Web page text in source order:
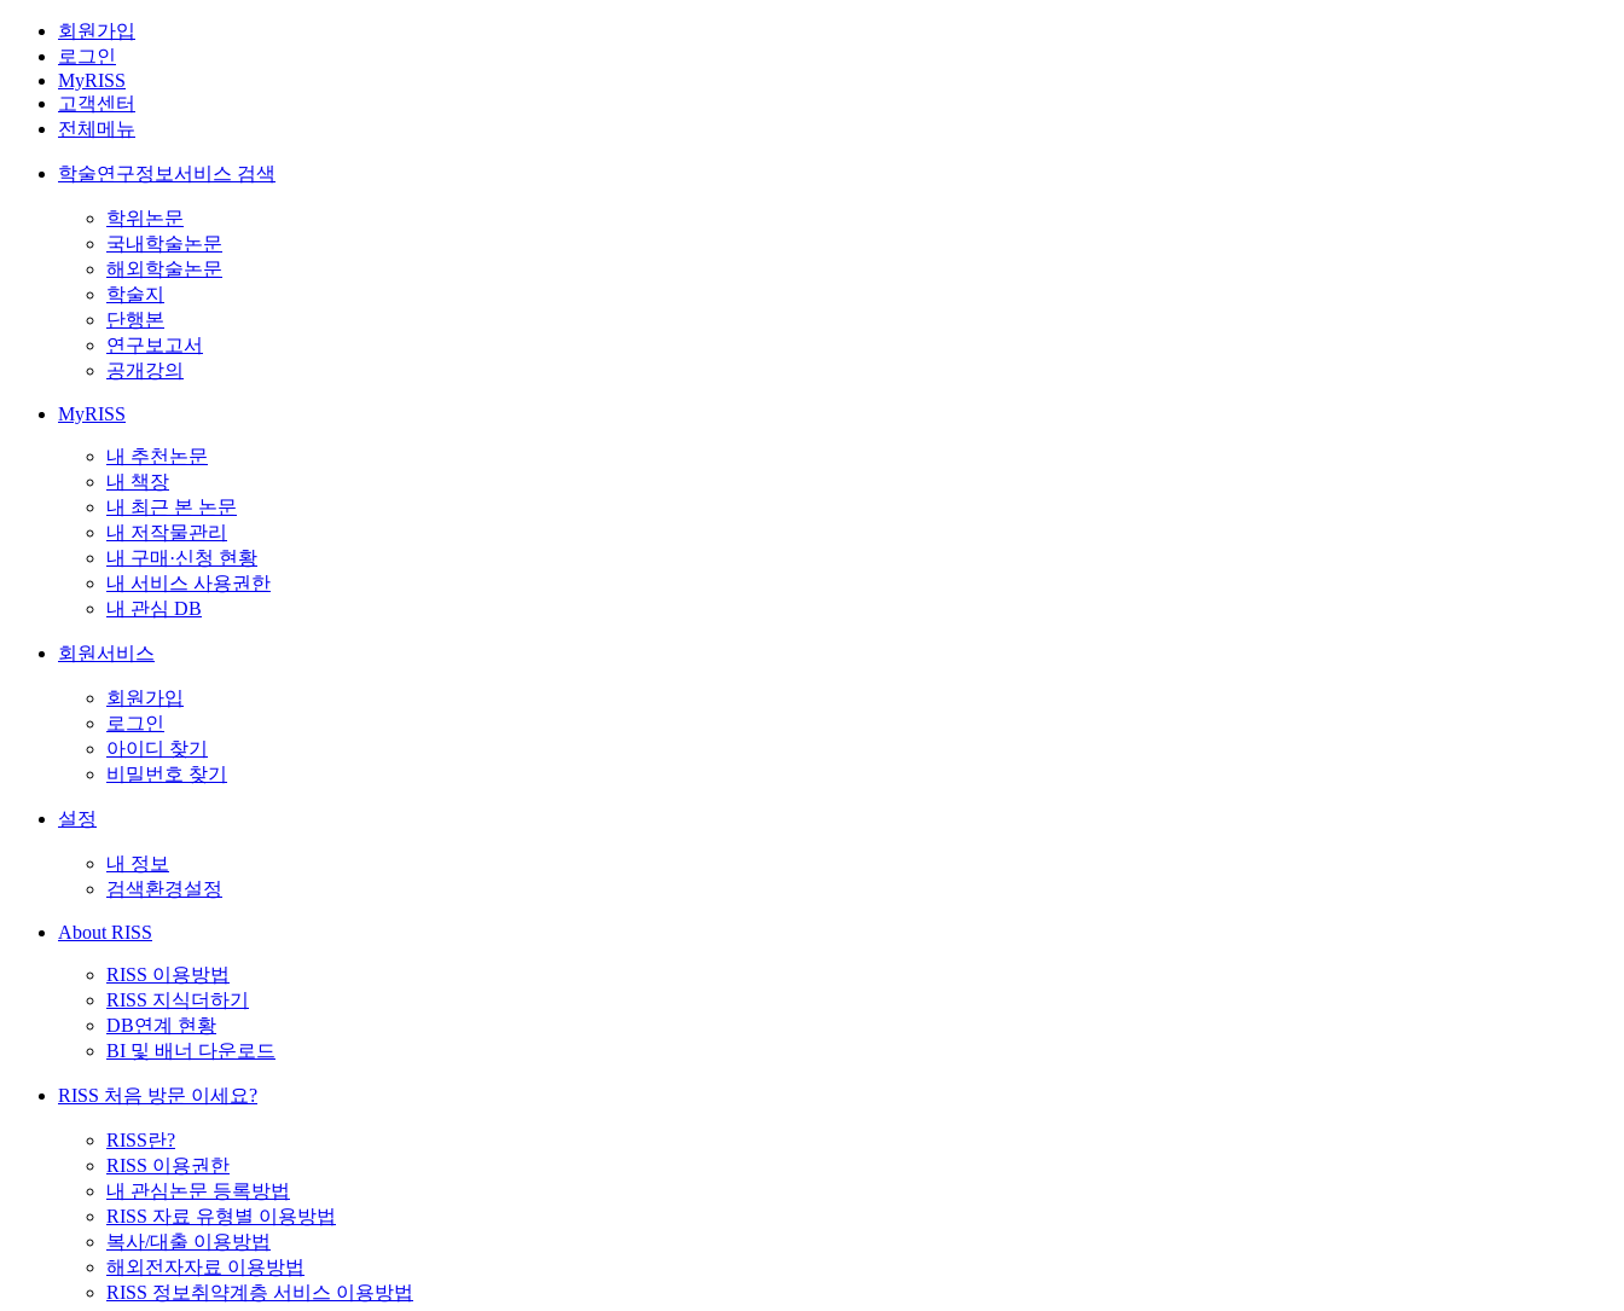
회원가입
로그인
MyRISS
고객센터
전체메뉴
학술연구정보서비스 검색
학위논문
국내학술논문
해외학술논문
학술지
단행본
연구보고서
공개강의
MyRISS
내 추천논문
내 책장
내 최근 본 논문
내 저작물관리
내 구매·신청 현황
내 서비스 사용권한
내 관심 DB
회원서비스
회원가입
로그인
아이디 찾기
비밀번호 찾기
설정
내 정보
검색환경설정
About RISS
RISS 이용방법
RISS 지식더하기
DB연계 현황
BI 및 배너 다운로드
RISS 처음 방문 이세요?
RISS란?
RISS 이용권한
내 관심논문 등록방법
RISS 자료 유형별 이용방법
복사/대출 이용방법
해외전자자료 이용방법
RISS 정보취약계층 서비스 이용방법